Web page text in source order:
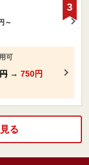
～
可
→ 750円
3
る